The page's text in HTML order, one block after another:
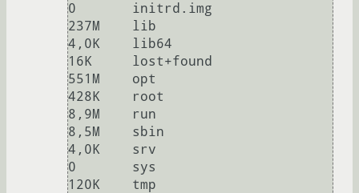
0       initrd.img
237M    lib
4,0K    lib64
16K     lost+found
551M    opt
428K    root
8,9M    run
8,5M    sbin
4,0K    srv
0       sys
120K    tmp